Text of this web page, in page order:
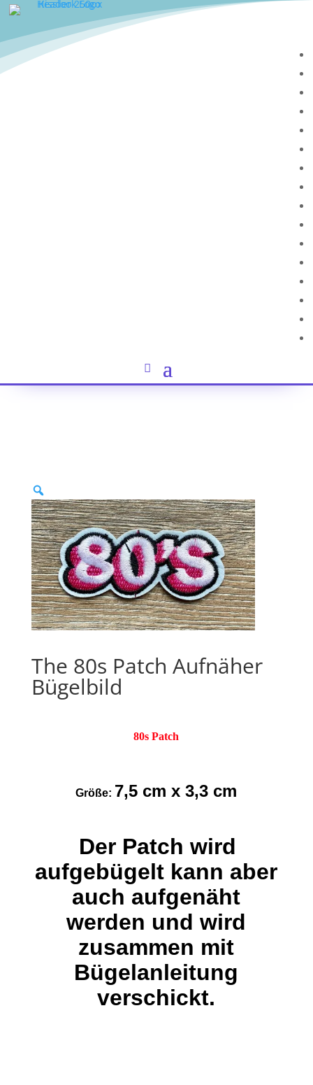
The 80s Patch Aufnäher
Bügelbild
80s Patch
Größe: 7,5 cm x 3,3 cm
Der Patch wird
aufgebügelt kann aber
auch aufgenäht
werden und wird
zusammen mit
Bügelanleitung
verschickt.